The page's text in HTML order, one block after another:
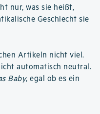
nur, was sie heißt,
Geschlecht sie
Artikeln nicht viel.
automatisch neutral.
Baby, egal ob es ein